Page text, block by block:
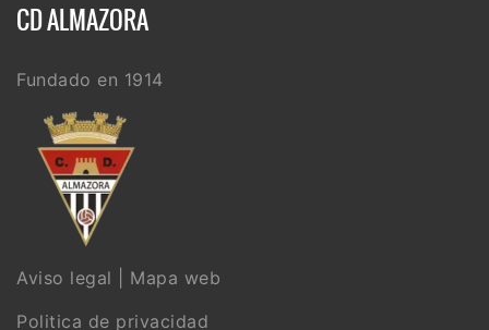
CD ALMAZORA
Fundado en 1914
Aviso legal
Mapa web
Politica de privacidad